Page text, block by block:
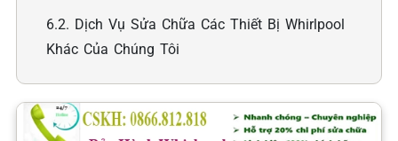
6.2. Dịch Vụ Sửa Chữa Các Thiết Bị Whirlpool
Khác Của Chúng Tôi